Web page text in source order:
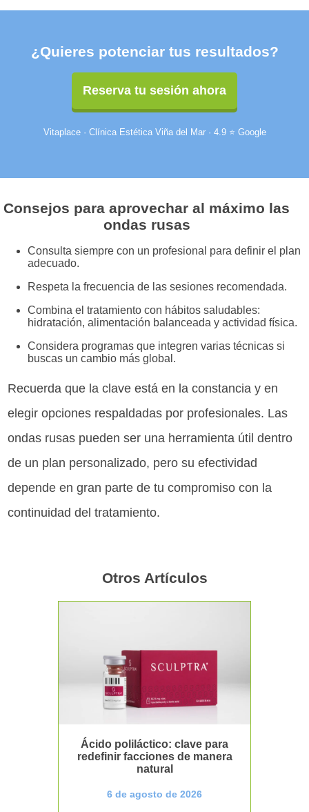
¿Quieres potenciar tus resultados?
Reserva tu sesión ahora
Vitaplace · Clínica Estética Viña del Mar · 4.9 ⭐ Google
Consejos para aprovechar al máximo las
ondas rusas
Consulta siempre con un profesional para definir el plan
adecuado.
Respeta la frecuencia de las sesiones recomendada.
Combina el tratamiento con hábitos saludables:
hidratación, alimentación balanceada y actividad física.
Considera programas que integren varias técnicas si
buscas un cambio más global.
Recuerda que la clave está en la constancia y en
elegir opciones respaldadas por profesionales. Las
ondas rusas pueden ser una herramienta útil dentro
de un plan personalizado, pero su efectividad
depende en gran parte de tu compromiso con la
continuidad del tratamiento.
Otros Artículos
Ácido poliláctico: clave para
redefinir facciones de manera
natural
6 de agosto de 2026